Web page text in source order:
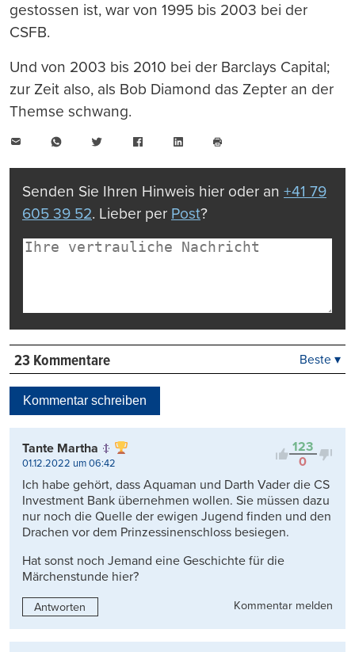
gestossen ist, war von 1995 bis 2003 bei der
CSFB.
Und von 2003 bis 2010 bei der Barclays Capital;
zur Zeit also, als Bob Diamond das Zepter an der
Themse schwang.
WhatsAppTwitter FacebookLinkedIn
drucken
Senden Sie Ihren Hinweis hier oder an +41 79
605 39 52. Lieber per Post?
23 Kommentare
Kontrovers
Beste ▾
Kommentar schreiben
123
0
Tante Martha
01.12.2022 um 06:42
Ich habe gehört, dass Aquaman und Darth Vader die CS
Investment Bank übernehmen wollen. Sie müssen dazu
nur noch die Quelle der ewigen Jugend finden und den
Drachen vor dem Prinzessinenschloss besiegen.
Hat sonst noch Jemand eine Geschichte für die
Märchenstunde hier?
Antworten Kommentar melden